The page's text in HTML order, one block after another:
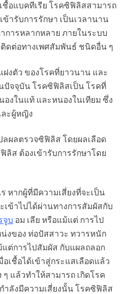
ชื้อแบคทีเรีย โรคซิฟิลิสสามารถ
ารับการรักษา เป็นเวลานาน
การหลากหลาย ภายในระบบ
ติดต่อทางเพศสัมพันธ์ ชนิดอื่น ๆ
งตัว ของโรคที่ยาวนาน และ
ปัจจุบัน โรคซิฟิลิสเป็น โรคที่
องในแท้ และหนองในเทียม ซึ่ง
ละผู้หญิง
ลผลตรวจซิฟิลิส โดยผลเลือด
ลิส ต้องเข้ารับการรักษาโดย
หากผู้ที่มีความเสี่ยงที่จะเป็น
เข้าไปได้ผ่านทางการสัมผัสกับ
จูบ อม เลีย หรือแม้แต่ การไป
งของ ท่อปัสสาวะ ทวารหนัก
แต่การไปสัมผัส กับแผลถลอก
เชื้อได้เข้าสู่กระแสเลือดแล้ว
แล้วทำให้สามารถ เกิดโรค
ำลังมีความเสี่ยงนั้น โรคซิฟิลิส